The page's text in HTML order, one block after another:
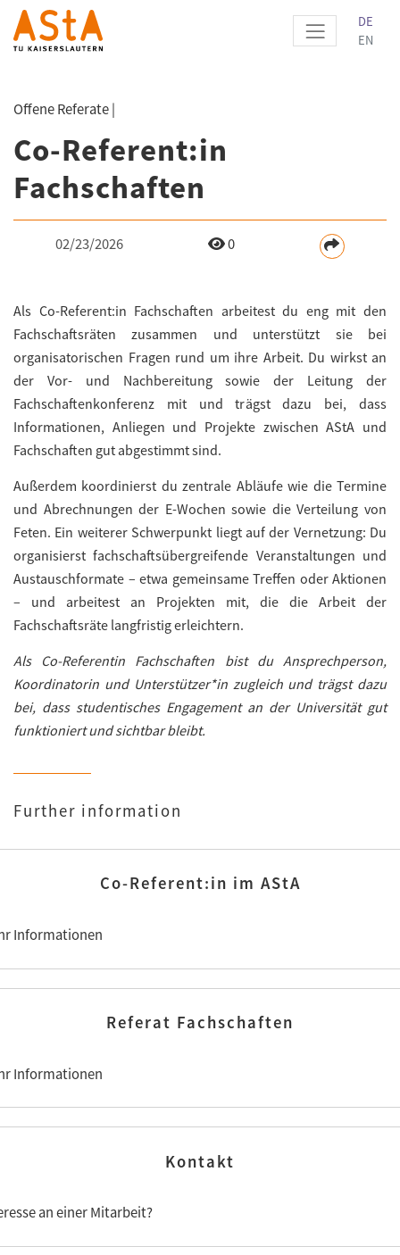
DE
EN
Offene Referate |
Co-Referent:in
Fachschaften
02/23/2026 0
Als Co-Referent:in Fachschaften arbeitest du eng mit den
Fachschaftsräten zusammen und unterstützt sie bei
organisatorischen Fragen rund um ihre Arbeit. Du wirkst an
der Vor- und Nachbereitung sowie der Leitung der
Fachschaftenkonferenz mit und trägst dazu bei, dass
Informationen, Anliegen und Projekte zwischen AStA und
Fachschaften gut abgestimmt sind.
Außerdem koordinierst du zentrale Abläufe wie die Termine
und Abrechnungen der E-Wochen sowie die Verteilung von
Feten. Ein weiterer Schwerpunkt liegt auf der Vernetzung: Du
organisierst fachschaftsübergreifende Veranstaltungen und
Austauschformate – etwa gemeinsame Treffen oder Aktionen
– und arbeitest an Projekten mit, die die Arbeit der
Fachschaftsräte langfristig erleichtern.
Als Co-Referentin Fachschaften bist du Ansprechperson,
Koordinatorin und Unterstützer*in zugleich und trägst dazu
bei, dass studentisches Engagement an der Universität gut
funktioniert und sichtbar bleibt.
Further information
Co-Referent:in im AStA
Informationen
Referat Fachschaften
Informationen
Kontakt
an einer Mitarbeit?